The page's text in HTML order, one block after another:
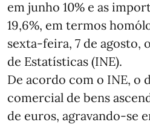
em junho 10% e as
19,6%, em termos
sexta-feira, 7 de agosto,
de Estatísticas (INE).
De acordo com o INE, o
comercial de bens
de euros, agravando-se